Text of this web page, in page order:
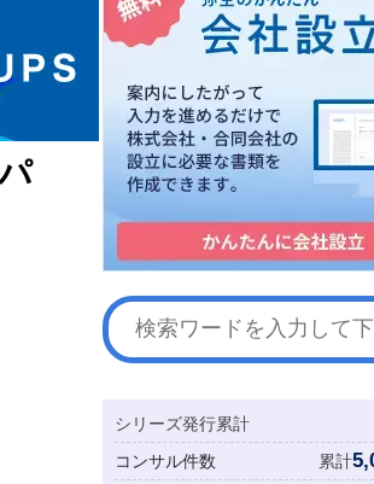
シリーズ発行累計
コンサル件数
累計